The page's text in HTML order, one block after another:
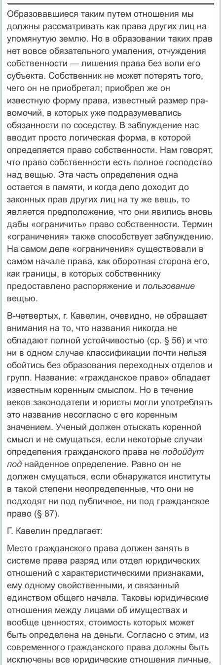
Образовавшиеся таким путем отношения мы
должны рассмат­ривать как права других лиц на
упомянутую землю. Но в обра­зовании таких прав
нет вовсе обязательного умаления, отчужде­ния
собственности — лишения права без воли его
субъекта. Собственник не может потерять того,
чего он не приобретал; приобрел же он
известную форму права, известный размер пра­
вомочий, в которых уже подразумевались
обязанности по сосед­ству. В заблуждение нас
вводит просто логическая форма, в ко­торой
определяется право собственности. Нам говорят,
что право собственности есть полное господство
над вещью. Эта часть определения одна
остается в памяти, и когда дело доходит до
законных прав других лиц на ту же вещь, то
является предполо­жение, что они явились вновь
дабы «ограничить» право собствен­ности. Термин
«ограничения» также способствует заблуждению.
На самом деле «ограничения» существовали в
самом начале пра­ва, как оборотная сторона его,
как границы, в которых собствен­нику
предоставлено распоряжение и пользование
вещью.
В-четвертых, г. Кавелин, очевидно, не обращает
внимания на то, что названия никогда не
обладают полной устойчивостью (ср. § 56) и что
ни в одном случае классификации почти нельзя
обой­тись без образования переходных отделов и
групп. Название: «гражданское право» обладает
известным коренным смыслом. Но в течение
веков законодатели и юристы могли употреблять
это название несогласно с его коренным
значением. Ученый дол­жен отыскать коренной
смысл и не смущаться, если некоторые случаи
определения гражданского права не подойдут
под най­денное определение. Равно он не
должен смущаться, если обна­ружатся институты
в такой степени неопределенные, что они не
подходят ни под публичное, ни под гражданское
право (§ 87).
Г. Кавелин предлагает:
Место гражданского права должен занять в
системе права разряд или отдел юридических
отношений с характеристическими признаками,
ему одному свойствен­ными, и связанный
единством общего начала. Таковы юридические
отношения между лицами об имуществах и
вообще ценностях, стоимость которых может
быть опре­делена на деньги. Согласно с этим, из
современного гражданского права должны быть
исключены все юридические отношения личные,